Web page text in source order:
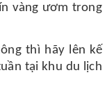
vàng ươm trong
thì hãy lên kế
tại khu du lịch